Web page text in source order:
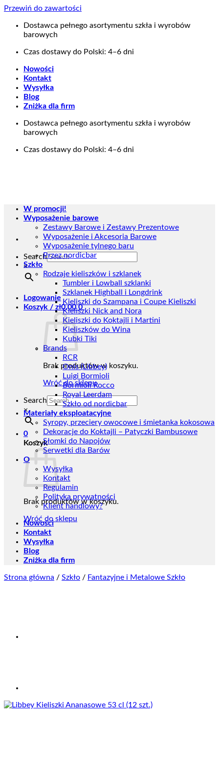
Przewiń do zawartości
Dostawca pełnego asortymentu szkła i wyrobów
barowych
Czas dostawy do Polski: 4–6 dni
Nowości
Kontakt
Wysyłka
Blog
Zniżka dla firm
Dostawca pełnego asortymentu szkła i wyrobów
barowych
Czas dostawy do Polski: 4–6 dni
Search
×
Logowanie
Koszyk / zł0,00 0
Brak produktów w koszyku.
Wróć do sklepu
Search
×
0
Koszyk
Brak produktów w koszyku.
Wróć do sklepu
W promocji!
Wyposażenie barowe
Zestawy Barowe i Zestawy Prezentowe
Wyposażenie i Akcesoria Barowe
Wyposażenie tylnego baru
Przez nordicbar
Szkło
Rodzaje kieliszków i szklanek
Tumbler i Lowball szklanki
Szklanek Highball i Longdrink
Kieliszki do Szampana i Coupe Kieliszki
Kieliszki Nick and Nora
Kieliszki do Koktajli i Martini
Kieliszków do Wina
Kubki Tiki
Brands
RCR
Onis (Libbey)
Luigi Bormioli
Bormioli Rocco
Royal Leerdam
Szkło od nordicbar
Materiały eksploatacyjne
Syropy, przeciery owocowe i śmietanka kokosowa
Dekoracje do Koktajli – Patyczki Bambusowe
Słomki do Napojów
Serwetki dla Barów
O
Wysyłka
Kontakt
Regulamin
Polityka prywatności
Klient handlowy?
Nowości
Kontakt
Wysyłka
Blog
Zniżka dla firm
Strona główna / Szkło / Fantazyjne i Metalowe Szkło